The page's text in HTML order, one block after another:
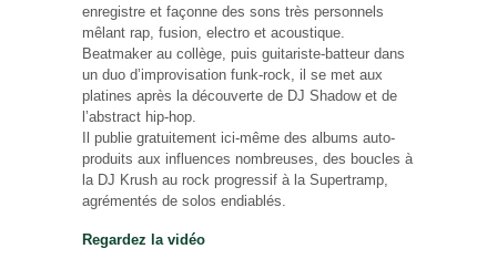
enregistre et façonne des sons très personnels
mêlant rap, fusion, electro et acoustique.
Beatmaker au collège, puis guitariste-batteur dans
un duo d’improvisation funk-rock, il se met aux
platines après la découverte de DJ Shadow et de
l’abstract hip-hop.
Il publie gratuitement ici-même des albums auto-
produits aux influences nombreuses, des boucles à
la DJ Krush au rock progressif à la Supertramp,
agrémentés de solos endiablés.
Regardez la vidéo